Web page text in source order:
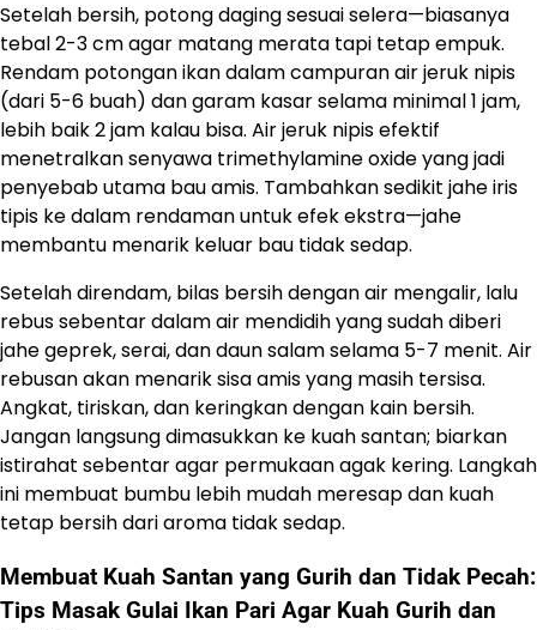
Setelah bersih, potong daging sesuai selera—biasanya
tebal 2-3 cm agar matang merata tapi tetap empuk.
Rendam potongan ikan dalam campuran air jeruk nipis
(dari 5-6 buah) dan garam kasar selama minimal 1 jam,
lebih baik 2 jam kalau bisa. Air jeruk nipis efektif
menetralkan senyawa trimethylamine oxide yang jadi
penyebab utama bau amis. Tambahkan sedikit jahe iris
tipis ke dalam rendaman untuk efek ekstra—jahe
membantu menarik keluar bau tidak sedap.
Setelah direndam, bilas bersih dengan air mengalir, lalu
rebus sebentar dalam air mendidih yang sudah diberi
jahe geprek, serai, dan daun salam selama 5-7 menit. Air
rebusan akan menarik sisa amis yang masih tersisa.
Angkat, tiriskan, dan keringkan dengan kain bersih.
Jangan langsung dimasukkan ke kuah santan; biarkan
istirahat sebentar agar permukaan agak kering. Langkah
ini membuat bumbu lebih mudah meresap dan kuah
tetap bersih dari aroma tidak sedap.
Membuat Kuah Santan yang Gurih dan Tidak Pecah:
Tips Masak Gulai Ikan Pari Agar Kuah Gurih dan